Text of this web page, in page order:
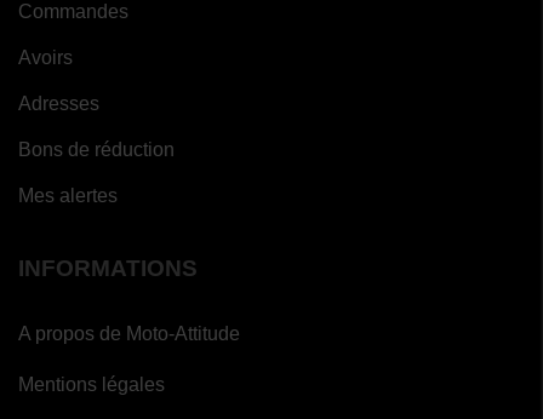
Commandes
Avoirs
Adresses
Bons de réduction
Mes alertes
INFORMATIONS
A propos de Moto-Attitude
Mentions légales